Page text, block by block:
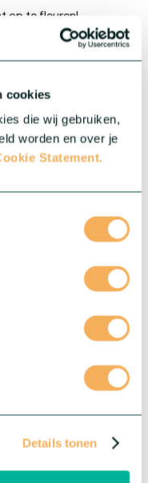
cookies
die wij gebruiken,
worden en over je
Statement.
Details tonen
op te fleuren!